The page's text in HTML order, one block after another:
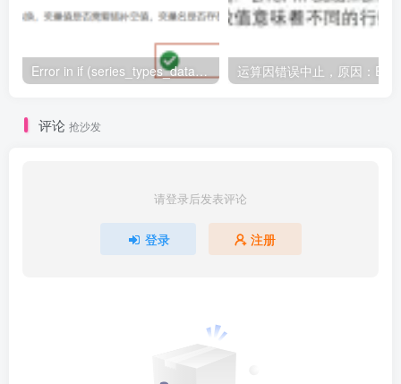
Error in if (series_types_datafarme$type[series_types_datafarme$var == : argument is of length zero
评论 抢沙发
请登录后发表评论
登录 注册